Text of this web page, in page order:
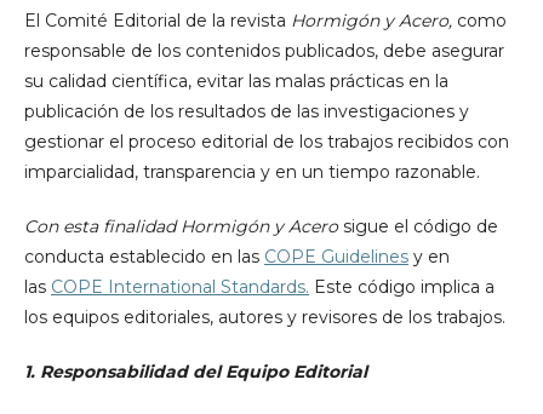
El Comité Editorial de la revista Hormigón y Acero, como
responsable de los contenidos publicados, debe asegurar
su calidad científica, evitar las malas prácticas en la
publicación de los resultados de las investigaciones y
gestionar el proceso editorial de los trabajos recibidos con
imparcialidad, transparencia y en un tiempo razonable.
Con esta finalidadHormigón y Acerosigue el código de
conducta establecido en las COPE Guidelines y en
las COPE International Standards. Este código implica a
los equipos editoriales, autores y revisores de los trabajos.
1. Responsabilidad del Equipo Editorial